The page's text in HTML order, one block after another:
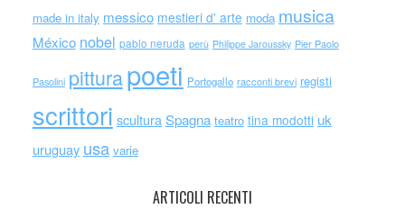
made in italy messico mestieri d' arte moda musica
México nobel pablo neruda perù Philippe Jaroussky Pier Paolo
Pasolini pitturapoeti Portogallo racconti brevi registi
scrittori scultura Spagna teatro tina modotti uk
uruguay usa varie
ARTICOLI RECENTI